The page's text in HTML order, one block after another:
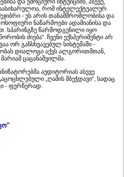
და ემოციური ინტუიციის, ასევე,
რომ ინტელექტუალურ
- ეს არის თანამშრომლობისა და
ნაწარმოები ადამიანისა და
სპარინგზე წარმოდგენილი იყო
ძიება“. ჩვენი ექსპერიმენტი არ
ორ განსხვავებულ სისტემაში -
დიალოგი აქვს ალგორითმთან,
ცაცანაშვილმა.
აუდიტორიას ასევე
„ღამის მბეჭდავი“, სადაც
- ფერწერად.